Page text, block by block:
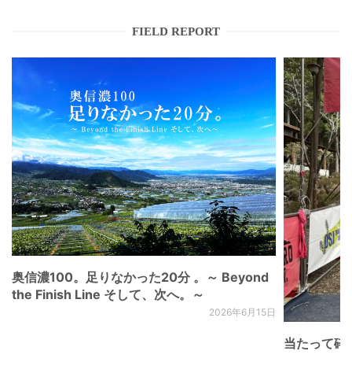
FIELD REPORT
奥信濃100。足りなかった20分 。～ Beyond
the Finish Line そして、次へ。～
2026年6月15日
当たって砕